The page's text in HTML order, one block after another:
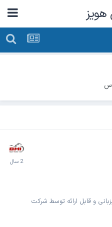
و قابل ارائه توسط شرکت